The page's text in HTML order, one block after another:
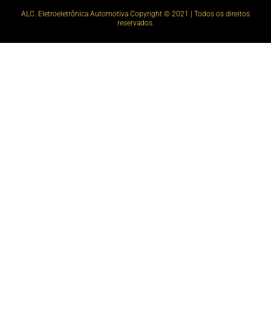
ALC. Eletroeletrônica Automotiva Copyright © 2021 | Todos os direitos
reservados.